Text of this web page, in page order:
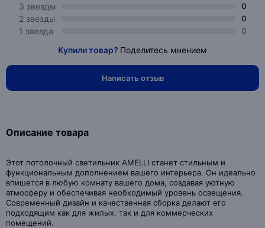
3 звезды 0
2 звезды 0
1 звезда 0
Купили товар? Поделитесь мнением
Написать отзыв
Описание товара
Этот потолочный светильник AMELLI станет стильным и
функциональным дополнением вашего интерьера. Он идеально
впишется в любую комнату вашего дома, создавая уютную
атмосферу и обеспечивая необходимый уровень освещения.
Современный дизайн и качественная сборка делают его
подходящим как для жилых, так и для коммерческих
помещений.